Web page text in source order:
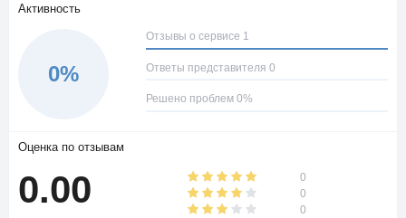
Активность
0%
Отзывы о сервисе 1
Ответы представителя 0
Решено проблем 0%
Оценка по отзывам
0.00
0
0
0